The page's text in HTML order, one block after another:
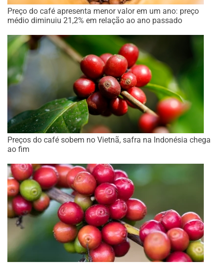
Preço do café apresenta menor valor em um ano: preço
médio diminuiu 21,2% em relação ao ano passado
Preços do café sobem no Vietnã, safra na Indonésia chega
ao fim